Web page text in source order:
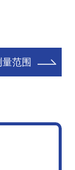
范围